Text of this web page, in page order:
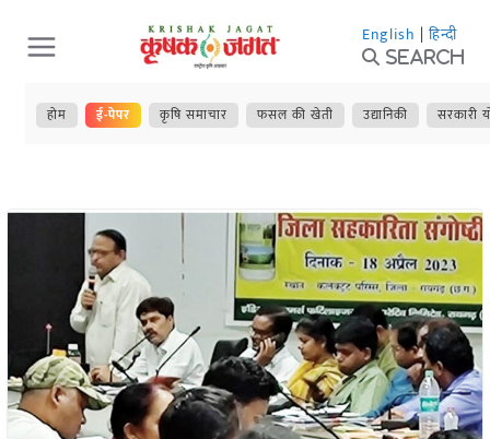
Skip
to
content
English | हिन्दी
Search
होम ई-पेपर कृषि समाचार फसल की खेती उद्यानिकी सरकारी